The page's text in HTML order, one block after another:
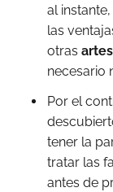
al
las
otras
necesario
Por el
tener la
tratar las
antes de